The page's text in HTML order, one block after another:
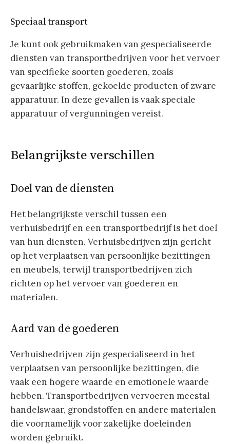
Speciaal transport
Je kunt ook gebruikmaken van gespecialiseerde
diensten van transportbedrijven voor het vervoer
van specifieke soorten goederen, zoals
gevaarlijke stoffen, gekoelde producten of zware
apparatuur. In deze gevallen is vaak speciale
apparatuur of vergunningen vereist.
Belangrijkste verschillen
Doel van de diensten
Het belangrijkste verschil tussen een
verhuisbedrijf en een transportbedrijf is het doel
van hun diensten. Verhuisbedrijven zijn gericht
op het verplaatsen van persoonlijke bezittingen
en meubels, terwijl transportbedrijven zich
richten op het vervoer van goederen en
materialen.
Aard van de goederen
Verhuisbedrijven zijn gespecialiseerd in het
verplaatsen van persoonlijke bezittingen, die
vaak een hogere waarde en emotionele waarde
hebben. Transportbedrijven vervoeren meestal
handelswaar, grondstoffen en andere materialen
die voornamelijk voor zakelijke doeleinden
worden gebruikt.